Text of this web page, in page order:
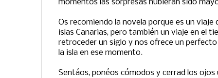
momentos las sorpresas hubieran sido
Os recomiendo la novela porque es un viaje
islas Canarias, pero también un viaje en el
retroceder un siglo y nos ofrece un
la isla en ese momento.
Sentáos, ponéos cómodos y cerrad los